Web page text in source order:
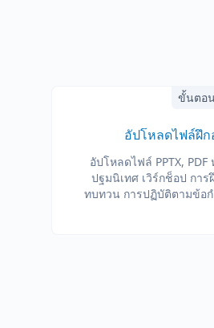
ขั้นตอ
อัปโหลดไฟล์ฝึ
อัปโหลดไฟล์ PPTX,
ปฐมนิเทศ เวิร์กช็อป กา
ทบทวน การปฏิบัติตามข้อ